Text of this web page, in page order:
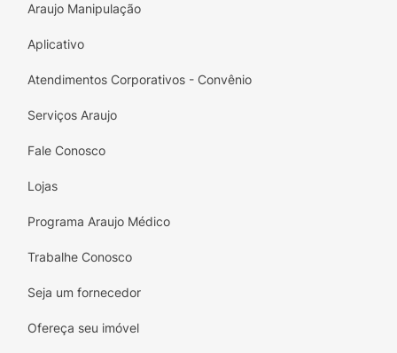
Araujo Manipulação
Aplicativo
Atendimentos Corporativos - Convênio
Serviços Araujo
Fale Conosco
Lojas
Programa Araujo Médico
Trabalhe Conosco
Seja um fornecedor
Ofereça seu imóvel